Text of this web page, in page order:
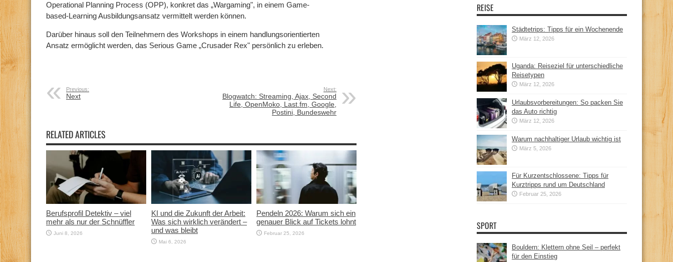
Operational Planning Process (OPP), konkret das „Wargaming", in einem Game-
based-Learning Ausbildungsansatz vermittelt werden können.
Darüber hinaus soll den Teilnehmern des Workshops in einem handlungsorientierten
Ansatz ermöglicht werden, das Serious Game „Crusader Rex" persönlich zu erleben.
Previous:
Next
Next:
Blogwatch: Streaming, Ajax, Second
Life, OpenMoko, Last.fm, Google,
Postini, Bundeswehr
RELATED ARTICLES
Berufsprofil Detektiv – viel
mehr als nur der Schnüffler
Juni 8, 2026
KI und die Zukunft der Arbeit:
Was sich wirklich verändert –
und was bleibt
Mai 6, 2026
Pendeln 2026: Warum sich ein
genauer Blick auf Tickets lohnt
Februar 25, 2026
REISE
Städtetrips: Tipps für ein Wochenende
März 12, 2026
Uganda: Reiseziel für unterschiedliche
Reisetypen
März 12, 2026
Urlaubsvorbereitungen: So packen Sie
das Auto richtig
März 12, 2026
Warum nachhaltiger Urlaub wichtig ist
März 5, 2026
Für Kurzentschlossene: Tipps für
Kurztripps rund um Deutschland
Februar 25, 2026
SPORT
Bouldern: Klettern ohne Seil – perfekt
für den Einstieg